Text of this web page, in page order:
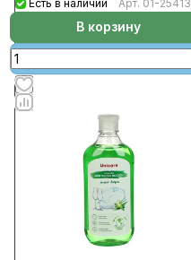
Есть в наличии Арт. 01-25413
В корзину